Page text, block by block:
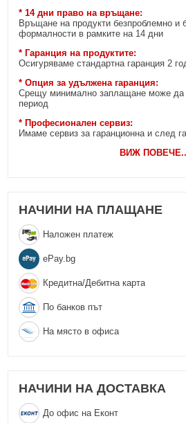
* 14 дни право на връщане:
Връщане на продукти безпроблемно и
формалности в рамките на 14 дни
* Гаранция на продуктите:
Осигуряваме стандартна гаранция 2
* Опция за удължена гаранция:
Срещу минимално заплащане може да
период
* Професионален сервиз:
Имаме сервиз за гаранционна и след
ВИЖ ПОВЕЧЕ
НАЧИНИ НА ПЛАЩАНЕ
Наложен платеж
еPay.bg
Кредитна/Дебитна карта
По банков път
На място в офиса
НАЧИНИ НА ДОСТАВКА
До офис на Еконт